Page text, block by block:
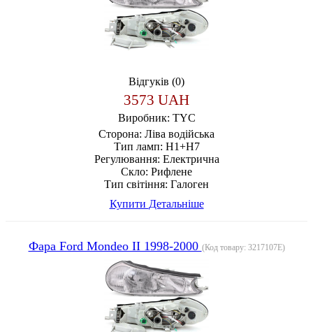
Відгуків (0)
3573 UAH
Виробник: TYC
Сторона: Ліва водійська
Тип ламп: H1+H7
Регулювання: Електрична
Скло: Рифлене
Тип світіння: Галоген
Купити Детальніше
Фара Ford Mondeo II 1998-2000 (Код товару: 3217107E)